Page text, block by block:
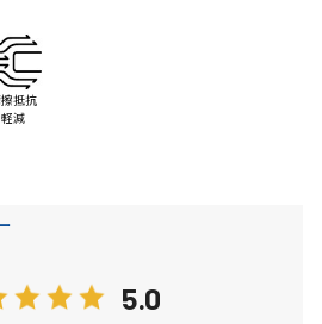
抵抗
軽減
5.0